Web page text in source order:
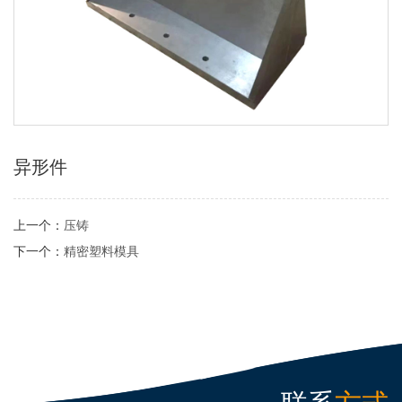
异形件
上一个： 压铸
下一个： 精密塑料模具